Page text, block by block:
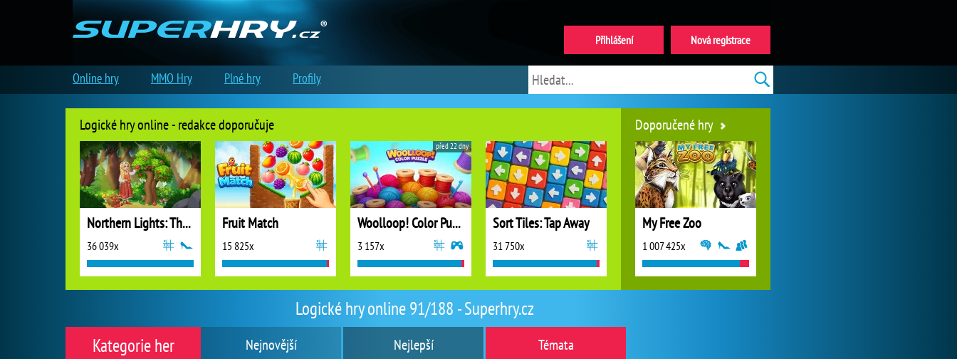
Logické hry online 91/188 - Superhry.cz
Nejnovější Nejlepší
Témata
Kategorie her
Logické hry online - redakce doporučuje
Northern Lights: The Secret of the Forest
36 039x
Fruit Match
15 825x
Woolloop! Color Puzzle
3 157x
před 22 dny
Sort Tiles: Tap Away
31 750x
Doporučené hry
My Free Zoo
1 007 425x
Nová registrace
Přihlášení
Online hry MMO Hry Plné hry Profily